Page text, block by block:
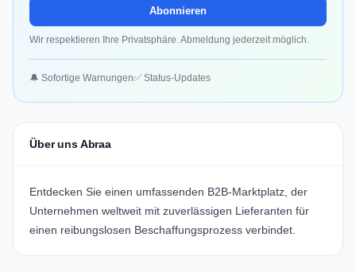
Abonnieren
Wir respektieren Ihre Privatsphäre. Abmeldung jederzeit möglich.
🔔 Sofortige Warnungen✅ Status-Updates
Über uns Abraa
Entdecken Sie einen umfassenden B2B-Marktplatz, der
Unternehmen weltweit mit zuverlässigen Lieferanten für
einen reibungslosen Beschaffungsprozess verbindet.